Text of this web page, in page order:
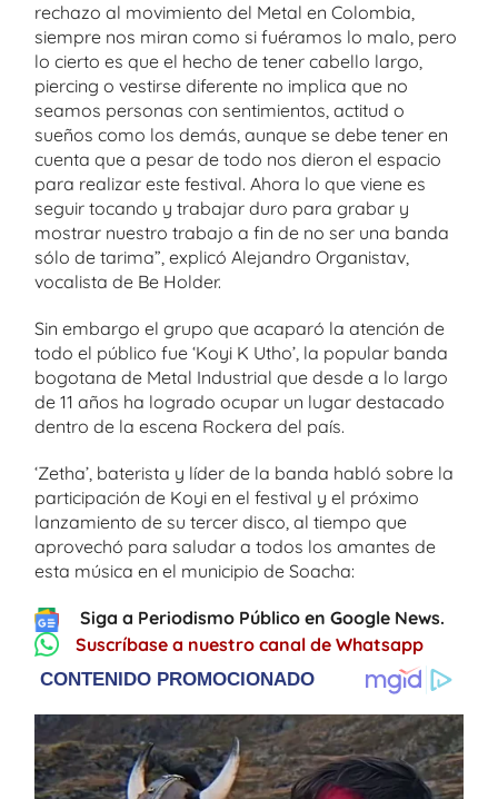
rechazo al movimiento del Metal en Colombia,
siempre nos miran como si fuéramos lo malo, pero
lo cierto es que el hecho de tener cabello largo,
piercing o vestirse diferente no implica que no
seamos personas con sentimientos, actitud o
sueños como los demás, aunque se debe tener en
cuenta que a pesar de todo nos dieron el espacio
para realizar este festival. Ahora lo que viene es
seguir tocando y trabajar duro para grabar y
mostrar nuestro trabajo a fin de no ser una banda
sólo de tarima”, explicó Alejandro Organistav,
vocalista de Be Holder.
Sin embargo el grupo que acaparó la atención de
todo el público fue ‘Koyi K Utho’, la popular banda
bogotana de Metal Industrial que desde a lo largo
de 11 años ha logrado ocupar un lugar destacado
dentro de la escena Rockera del país.
‘Zetha’, baterista y líder de la banda habló sobre la
participación de Koyi en el festival y el próximo
lanzamiento de su tercer disco, al tiempo que
aprovechó para saludar a todos los amantes de
esta música en el municipio de Soacha:
Siga a Periodismo Público en Google News.
Suscríbase a nuestro canal de Whatsapp